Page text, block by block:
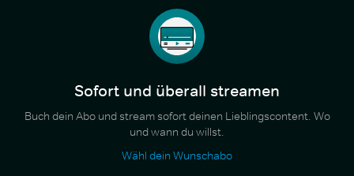
Sofort und überall streamen
Buch dein Abo und stream sofort deinen Lieblingscontent. Wo
und wann du willst.
Wähl dein Wunschabo